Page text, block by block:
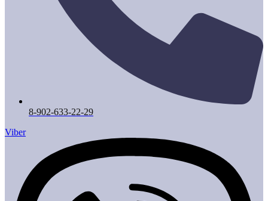
8-902-633-22-29
Viber